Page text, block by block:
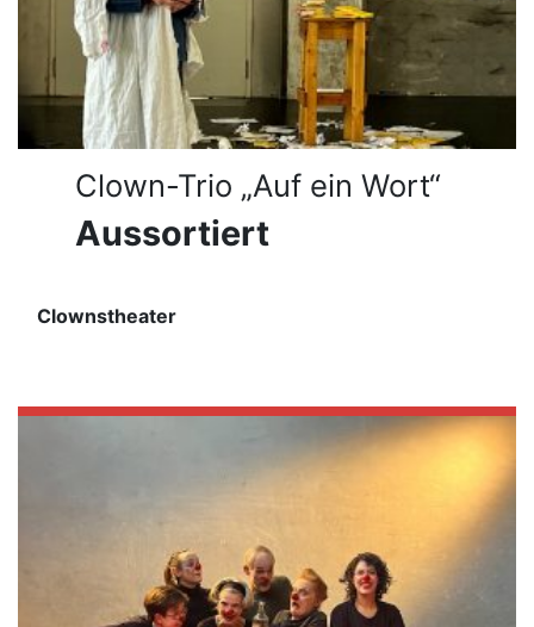
Clown-Trio „Auf ein Wort“
Aussortiert
Clownstheater